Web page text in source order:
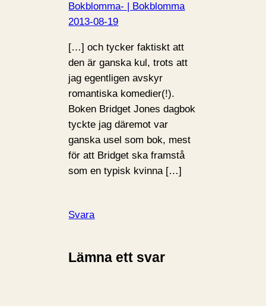
Bokblomma- | Bokblomma
2013-08-19
[…] och tycker faktiskt att
den är ganska kul, trots att
jag egentligen avskyr
romantiska komedier(!).
Boken Bridget Jones dagbok
tyckte jag däremot var
ganska usel som bok, mest
för att Bridget ska framstå
som en typisk kvinna […]
Svara
Lämna ett svar